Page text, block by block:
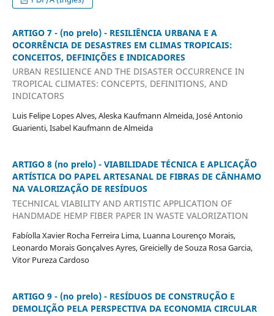
ARTIGO 7 - (no prelo) - RESILIÊNCIA URBANA E A
OCORRÊNCIA DE DESASTRES EM CLIMAS TROPICAIS:
CONCEITOS, DEFINIÇÕES E INDICADORES
URBAN RESILIENCE AND THE DISASTER OCCURRENCE IN
TROPICAL CLIMATES: CONCEPTS, DEFINITIONS, AND
INDICATORS
Luis Felipe Lopes Alves, Aleska Kaufmann Almeida, José Antonio
Guarienti, Isabel Kaufmann de Almeida
ARTIGO 8 (no prelo) - VIABILIDADE TÉCNICA E APLICAÇÃO
ARTÍSTICA DO PAPEL ARTESANAL DE FIBRAS DE CÂNHAMO
NA VALORIZAÇÃO DE RESÍDUOS
TECHNICAL VIABILITY AND ARTISTIC APPLICATION OF
HANDMADE HEMP FIBER PAPER IN WASTE VALORIZATION
Fabíolla Xavier Rocha Ferreira Lima, Luanna Lourenço Morais,
Leonardo Morais Gonçalves Ayres, Greicielly de Souza Rosa Garcia,
Vitor Pureza Cardoso
ARTIGO 9 - (no prelo) - RESÍDUOS DE CONSTRUÇÃO E
DEMOLIÇÃO PELA PERSPECTIVA DA ECONOMIA CIRCULAR